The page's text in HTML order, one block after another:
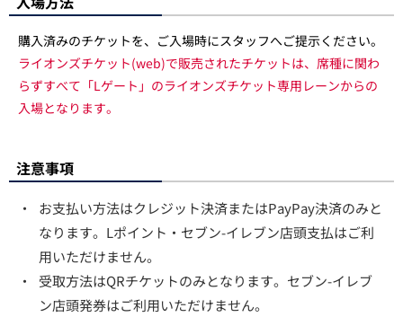
購入済みのチケットを、ご入場時にスタッフへご提示ください。
ライオンズチケット(web)で販売されたチケットは、席種に関わ
らずすべて「Lゲート」のライオンズチケット専用レーンからの
入場となります。
注意事項
・
お支払い方法はクレジット決済またはPayPay決済のみと
なります。Lポイント・セブン-イレブン店頭支払はご利
用いただけません。
・
受取方法はQRチケットのみとなります。セブン-イレブ
ン店頭発券はご利用いただけません。